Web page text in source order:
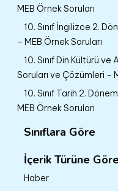
MEB Örnek Soruları
10. Sınıf İngilizce 2.
– MEB Örnek Soruları
10. Sınıf Din Kültürü ve
Soruları ve Çözümleri –
10. Sınıf Tarih 2.
MEB Örnek Soruları
Sınıflara Göre
İçerik Türüne
Haber